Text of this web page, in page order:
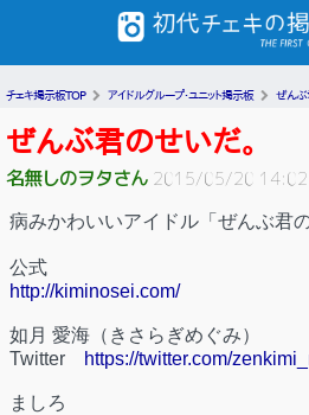
チェキ掲示板TOP アイドルグループ・ユニット掲示板 ぜんぶ
ぜんぶ君のせいだ。
名無しのヲタさん 2015/05/20 14:02
病みかわいいアイドル「ぜんぶ君
公式
http://kiminosei.com/
如月 愛海（きさらぎめぐみ）
Twitter
https://twitter.com/
ましろ